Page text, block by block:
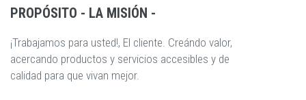
PROPÓSITO - LA MISIÓN -
¡Trabajamos para usted!, El cliente. Creándo valor,
acercando productos y servicios accesibles y de
calidad para que vivan mejor.